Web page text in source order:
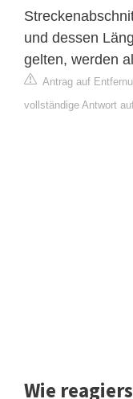
und dessen
gelten, werden
Antrag auf
vollständige Antwort
Wie